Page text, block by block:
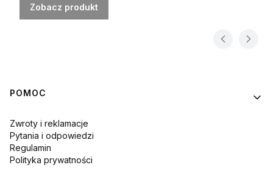
Zobacz produkt
Linki w stopce
POMOC
Zwroty i reklamacje
Pytania i odpowiedzi
Regulamin
Polityka prywatności